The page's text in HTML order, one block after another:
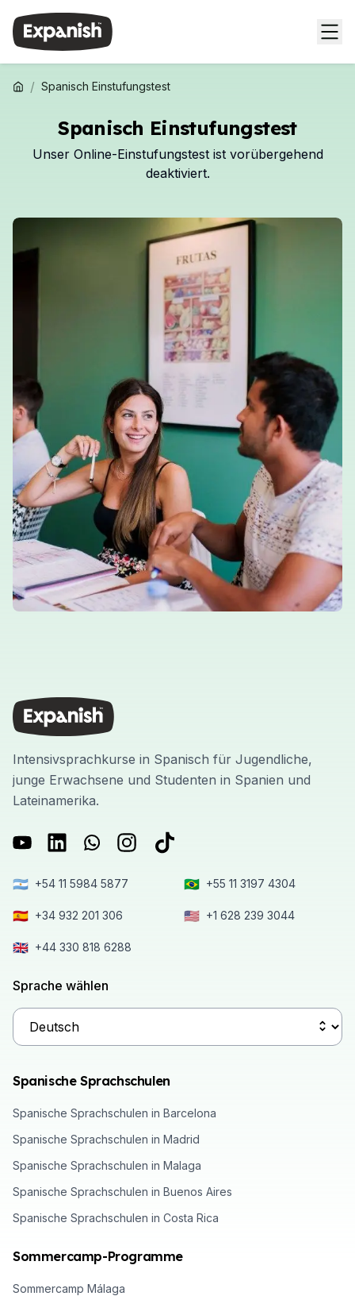
/ Spanisch Einstufungstest
Spanisch Einstufungstest
Unser Online-Einstufungstest ist vorübergehend
deaktiviert.
Intensivsprachkurse in Spanisch für Jugendliche,
junge Erwachsene und Studenten in Spanien und
Lateinamerika.
🇦🇷 +54 11 5984 5877 🇧🇷 +55 11 3197 4304
🇪🇸 +34 932 201 306 🇺🇸 +1 628 239 3044
🇬🇧 +44 330 818 6288
Sprache wählen
Spanische Sprachschulen
Spanische Sprachschulen in Barcelona
Spanische Sprachschulen in Madrid
Spanische Sprachschulen in Malaga
Spanische Sprachschulen in Buenos Aires
Spanische Sprachschulen in Costa Rica
Sommercamp-Programme
Sommercamp Málaga